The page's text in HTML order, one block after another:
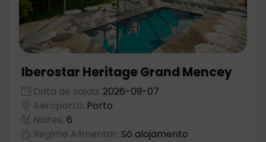
Iberostar Heritage Grand Mencey
Data de saída: 2026-09-07
Aeroporto: Porto
Noites: 6
Regime Alimentar: Só alojamento